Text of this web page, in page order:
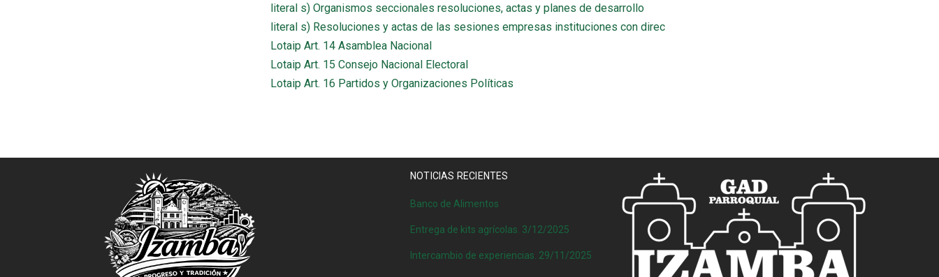
literal s) Organismos seccionales resoluciones, actas y planes de desarrollo
literal s) Resoluciones y actas de las sesiones empresas instituciones con direc
Lotaip Art. 14 Asamblea Nacional
Lotaip Art. 15 Consejo Nacional Electoral
Lotaip Art. 16 Partidos y Organizaciones Políticas
NOTICIAS RECIENTES
Banco de Alimentos
Entrega de kits agrícolas. 3/12/2025
Intercambio de experiencias. 29/11/2025